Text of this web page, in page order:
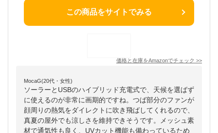
この商品をサイトでみる
価格と在庫をAmazonでチェック >>
MocaG(20代・女性)
ソーラーとUSBのハイブリッド充電式で、天候を選ばず
に使えるのが非常に画期的ですね。つば部分のファンが
顔周りの熱気をダイレクトに吹き飛ばしてくれるので、
真夏の屋外でも涼しさを維持できそうです。メッシュ素
材で通気性も良く、UVカット機能も備わっているため